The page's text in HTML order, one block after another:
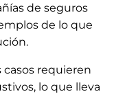
de seguros
de lo que
requieren
lo que lleva